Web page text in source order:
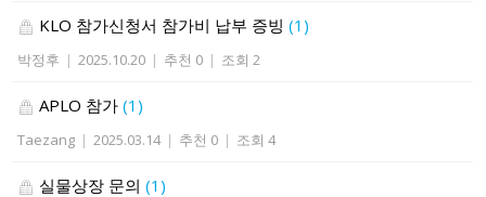
KLO 참가신청서 참가비 납부 증빙(1)
박정후 | 2025.10.20 | 추천 0 | 조회 2
APLO 참가(1)
Taezang | 2025.03.14 | 추천 0 | 조회 4
실물상장 문의(1)